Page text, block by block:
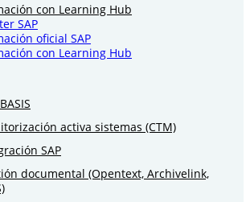
con Learning Hub
SAP
oficial SAP
con Learning Hub
activa sistemas (CTM)
SAP
documental (Opentext, Archivelink,